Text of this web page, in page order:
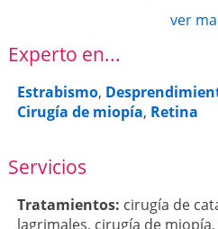
ver
Experto en...
Estrabismo,
Cirugía de miopía, Retina
Servicios
Tratamientos: cirugía de
lagrimales, cirugía de miopía,